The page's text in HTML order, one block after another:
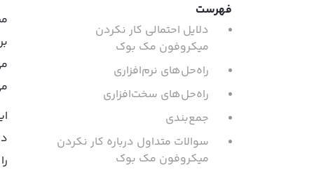
فهرست
دلایل احتمالی کار نکردن
میکروفون مک ‌بوک
راه‌حل‌های نرم‌افزاری
راه‌حل‌های سخت‌افزاری
جمع‌بندی
سوالات متداول درباره کار نکردن
میکروفون مک ‌بوک